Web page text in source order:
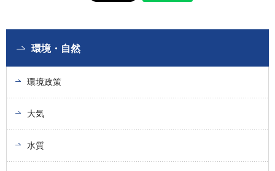
環境・自然
環境政策
大気
水質